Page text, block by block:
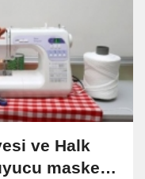
ve Halk
maske